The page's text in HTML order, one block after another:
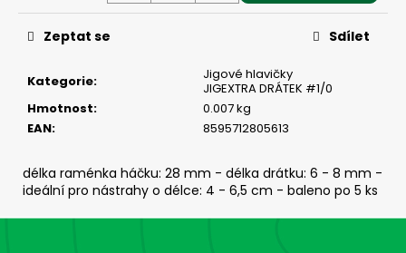
Kategorie:
Jigové hlavičky
JIGEXTRA DRÁTEK #1/0
Hmotnost:
0.007 kg
EAN: 8595712805613
Zeptat se Sdílet
délka raménka háčku: 28 mm - délka drátku: 6 - 8 mm -
ideální pro nástrahy o délce: 4 - 6,5 cm - baleno po 5 ks
o
p
u
č
u
e
m
e
Z